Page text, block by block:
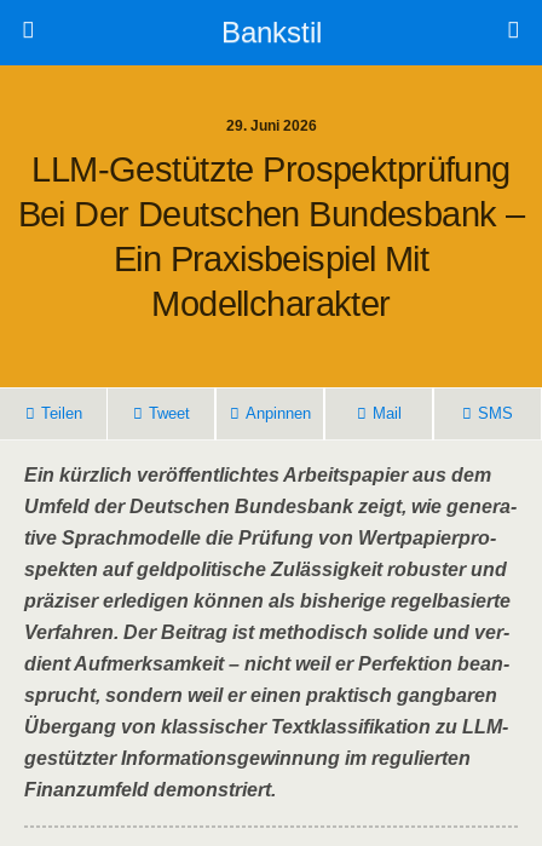
Bankstil
29. Juni 2026
LLM-Gestütz­te Pro­spekt­prü­fung
Bei Der Deut­schen Bun­des­bank –
Ein Pra­xis­bei­spiel Mit
Modellcharakter
Tei­len Tweet Anpin­nen Mail SMS
Ein kürz­lich ver­öf­fent­lich­tes Arbeits­pa­pier aus dem
Umfeld der Deut­schen Bun­des­bank zeigt, wie gene­ra­
ti­ve Sprach­mo­del­le die Prü­fung von Wert­pa­pier­pro­
spek­ten auf geld­po­li­ti­sche Zuläs­sig­keit robus­ter und
prä­zi­ser erle­di­gen kön­nen als bis­he­ri­ge regel­ba­sier­te
Ver­fah­ren. Der Bei­trag ist metho­disch soli­de und ver­
dient Auf­merk­sam­keit – nicht weil er Per­fek­ti­on bean­
sprucht, son­dern weil er einen prak­tisch gang­ba­ren
Über­gang von klas­si­scher Text­klas­si­fi­ka­ti­on zu LLM-
gestütz­ter Infor­ma­ti­ons­ge­win­nung im regu­lier­ten
Finanz­um­feld demonstriert.